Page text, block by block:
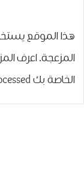
هذا الموقع
المزعجة.اعرف
الخاصة بك processed